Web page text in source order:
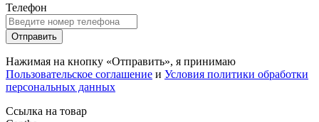
Телефон
Отправить
Нажимая на кнопку «Отправить», я принимаю
Пользовательское соглашение и Условия политики обработки
персональных данных
Ссылка на товар